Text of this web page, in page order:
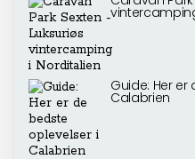
Guide: Her
Calabrien